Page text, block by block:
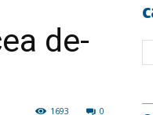
de-
0
1693